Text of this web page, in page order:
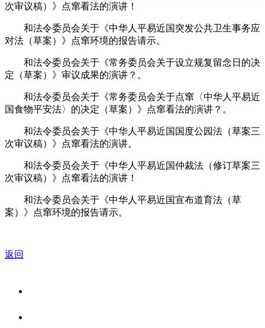
次审议稿）》点窜看法的演讲！
和法令委员会关于《中华人平易近国突发公共卫生事务应
对法（草案）》点窜环境的报告请示。
和法令委员会关于《常务委员会关于设立规复留念日的决
定（草案）》审议成果的演讲？。
和法令委员会关于《常务委员会关于点窜〈中华人平易近
国食物平安法〉的决定（草案）》点窜看法的演讲？。
和法令委员会关于《中华人平易近国国度公园法（草案三
次审议稿）》点窜看法的演讲。
和法令委员会关于《中华人平易近国仲裁法（修订草案三
次审议稿）》点窜看法的演讲！
和法令委员会关于《中华人平易近国宣布道育法（草
案）》点窜环境的报告请示。
返回